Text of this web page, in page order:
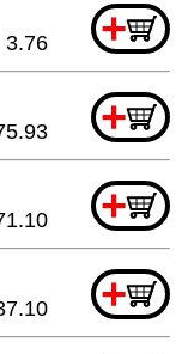
+
3.76
+
+
+